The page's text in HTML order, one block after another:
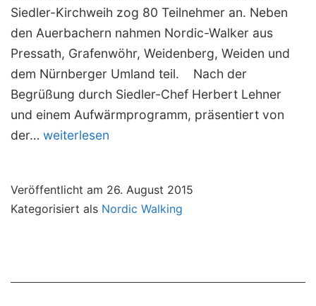
Siedler-Kirchweih zog 80 Teilnehmer an. Neben
den Auerbachern nahmen Nordic-Walker aus
Pressath, Grafenwöhr, Weidenberg, Weiden und
dem Nürnberger Umland teil. Nach der
Begrüßung durch Siedler-Chef Herbert Lehner
und einem Aufwärmprogramm, präsentiert von
der… BVS
9.
Siedler-
weiterlesen
Veröffentlicht am 26. August 2015
Kategorisiert als Nordic Walking